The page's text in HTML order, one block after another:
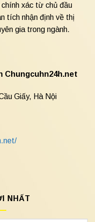
xác từ chủ đầu
tích nhận định về thị
gia trong ngành.
Chungcuhn24h.net
Giấy, Hà Nội
NHẤT